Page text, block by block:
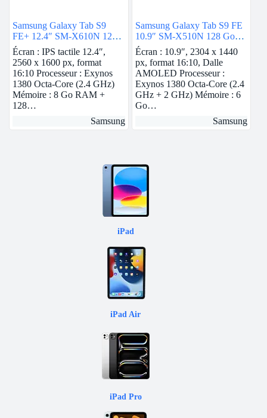
Samsung Galaxy Tab S9
FE+ 12.4″ SM-X610N 128
Go Anthracite
Écran : IPS tactile 12.4″,
2560 x 1600 px, format
16:10 Processeur : Exynos
1380 Octa-Core (2.4 GHz)
Mémoire : 8 Go RAM +
128…
Samsung
Samsung Galaxy Tab S9 FE
10.9″ SM-X510N 128 Go
Anthracite 5G
Écran : 10.9″, 2304 x 1440
px, format 16:10, Dalle
AMOLED Processeur :
Exynos 1380 Octa-Core (2.4
GHz + 2 GHz) Mémoire : 6
Go…
Samsung
iPad
iPad Air
iPad Pro